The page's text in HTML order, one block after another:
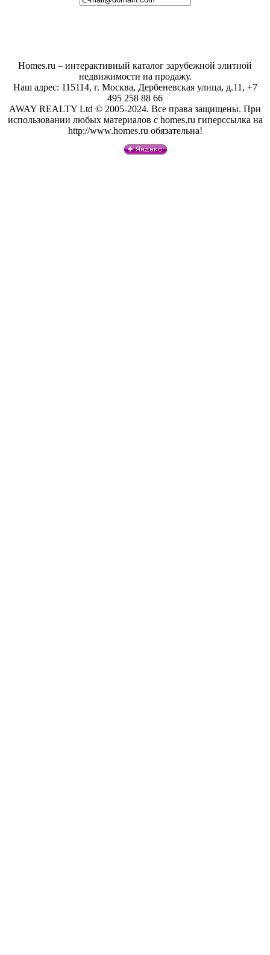
Homes.ru – интерактивный каталог зарубежной элитной
недвижимости на продажу.
Наш адрес: 115114, г. Москва, Дербеневская улица, д.11, +7
495 258 88 66
AWAY REALTY Ltd © 2005-2024. Все права защищены. При
использовании любых материалов с homes.ru гиперссылка на
http://www.homes.ru обязательна!